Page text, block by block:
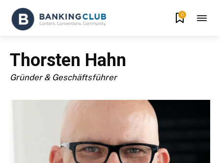
0
Thorsten Hahn
Gründer & Geschäftsführer